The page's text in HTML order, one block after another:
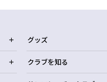
グッズ
クラブを知る